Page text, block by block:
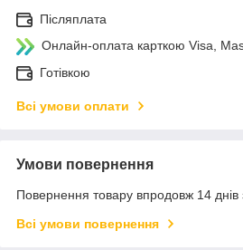
Післяплата
Онлайн-оплата карткою Visa,
Готівкою
Всі умови оплати
Умови повернення
Повернення товару впродовж 14 днів
Всі умови повернення